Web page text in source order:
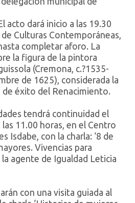
acto dará inicio a las 19.30
Culturas Contemporáneas,
completar aforo. La
la figura de la pintora
(Cremona, c.?1535-
de 1625), considerada la
éxito del Renacimiento.
tendrá continuidad el
11.00 horas, en el Centro
Isdabe, con la charla: ‘8 de
Vivencias para
la agente de Igualdad Leticia
con una visita guiada al